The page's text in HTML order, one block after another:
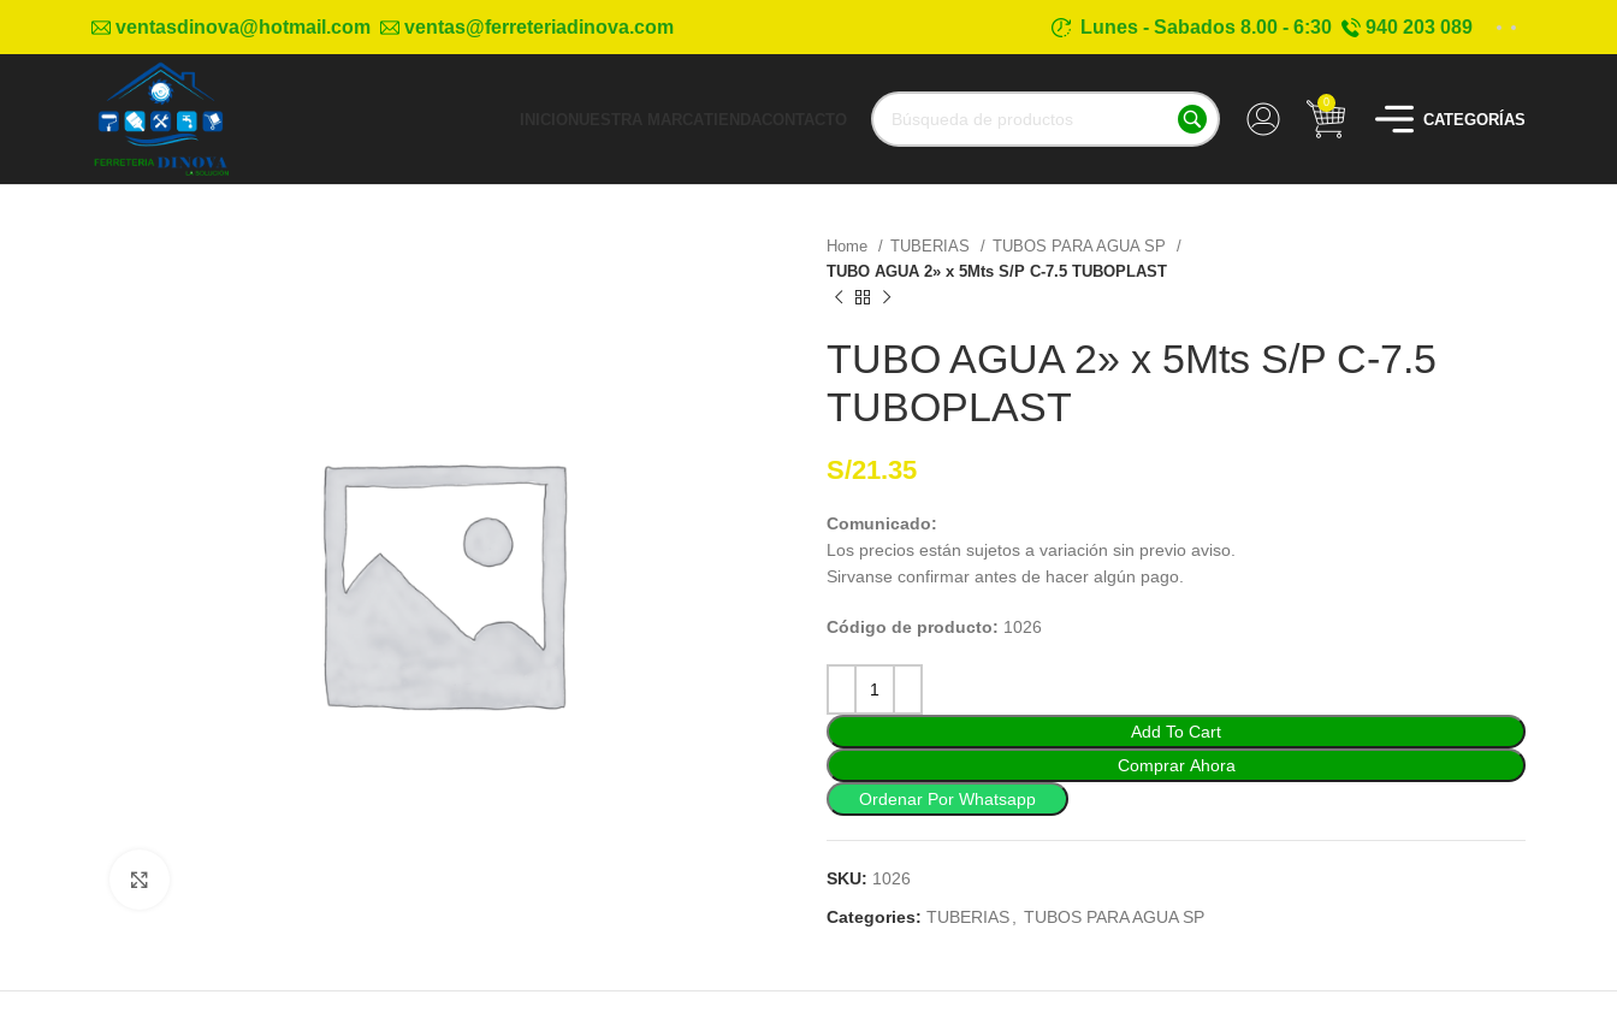
ventasdinova@hotmail.com ventas@ferreteriadinova.com Lunes - Sabados 8.00 - 6:30 940 203 089
0
CATEGORÍAS
Home TUBERIAS
TUBOS PARA AGUA SP
TUBO AGUA 2» x 5Mts S/P C-7.5 TUBOPLAST
TUBO AGUA 2» x 5Mts S/P C-7.5
TUBOPLAST
S/21.35
Comunicado:
Los precios están sujetos a variación sin previo aviso.
Sirvanse confirmar antes de hacer algún pago.
Código de producto: 1026
Add To Cart
Comprar Ahora
Ordenar Por Whatsapp
SKU: 1026
Categories: TUBERIAS TUBOS PARA AGUA SP